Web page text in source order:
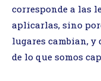
corresponde a las
aplicarlas, sino
lugares cambian, y
de lo que somos